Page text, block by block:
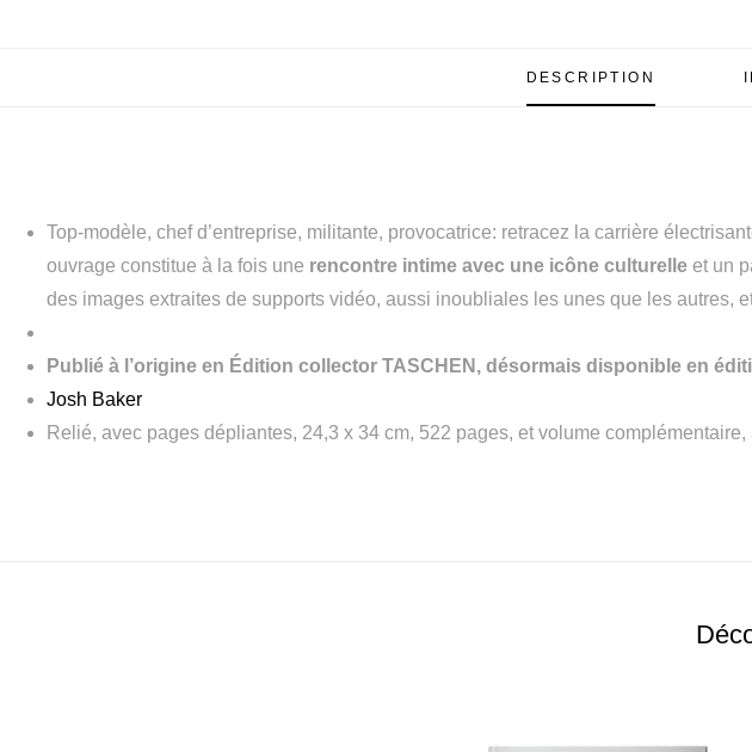
DESCRIPTION
Top-modèle, chef d’entreprise, militante, provocatrice: retracez la carrière
ouvrage constitue à la fois une rencontre intime avec une icône culturelle et un
des images extraites de supports vidéo, aussi inoubliales les unes que les autres,
Publié à l’origine en Édition collector TASCHEN, désormais disponible en
Josh Baker
Relié, avec pages dépliantes, 24,3 x 34 cm, 522 pages, et volume